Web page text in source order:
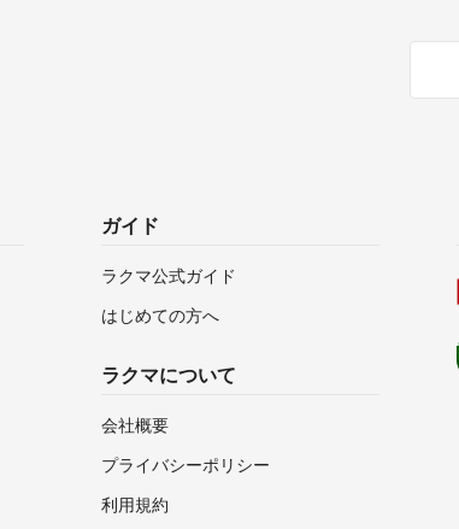
ガイド
ラクマ公式ガイド
はじめての方へ
ラクマについて
会社概要
プライバシーポリシー
利用規約